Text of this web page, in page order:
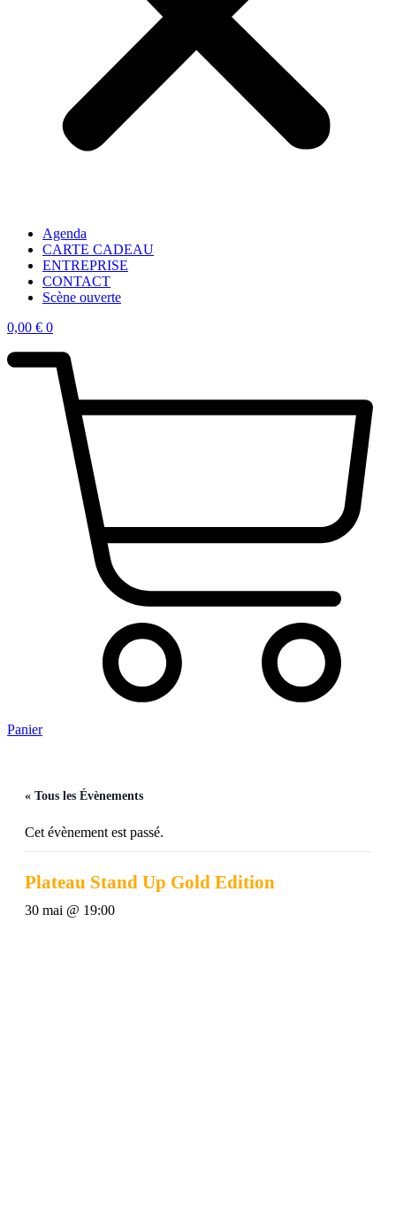
Agenda
CARTE CADEAU
ENTREPRISE
CONTACT
Scène ouverte
0,00 € 0
Panier
« Tous les Évènements
Cet évènement est passé.
Plateau Stand Up Gold Edition
30 mai @ 19:00